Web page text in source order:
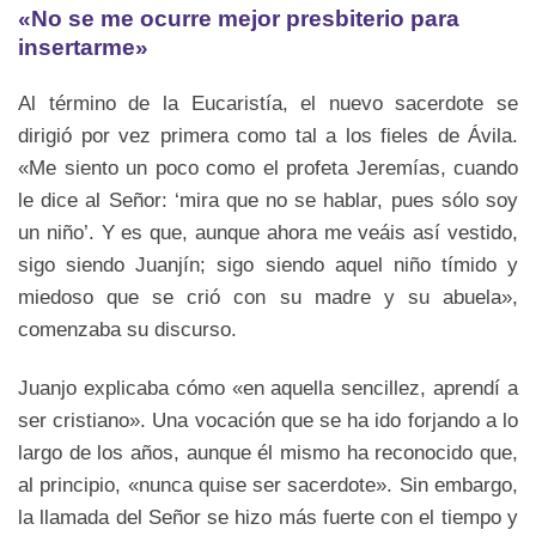
«No se me ocurre mejor presbiterio para
insertarme»
Al término de la Eucaristía, el nuevo sacerdote se
dirigió por vez primera como tal a los fieles de Ávila.
«Me siento un poco como el profeta Jeremías, cuando
le dice al Señor: ‘mira que no se hablar, pues sólo soy
un niño’. Y es que, aunque ahora me veáis así vestido,
sigo siendo Juanjín; sigo siendo aquel niño tímido y
miedoso que se crió con su madre y su abuela»,
comenzaba su discurso.
Juanjo explicaba cómo «en aquella sencillez, aprendí a
ser cristiano». Una vocación que se ha ido forjando a lo
largo de los años, aunque él mismo ha reconocido que,
al principio, «nunca quise ser sacerdote». Sin embargo,
la llamada del Señor se hizo más fuerte con el tiempo y